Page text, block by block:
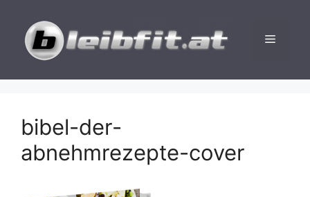
Inhalt
springen
Menü
bibel-der-
abnehmrezepte-cover